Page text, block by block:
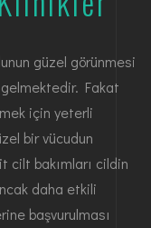
güzel görünmesi
Fakat
için yeterli
bir vücudun
cilt bakımları cildin
daha etkili
başvurulması